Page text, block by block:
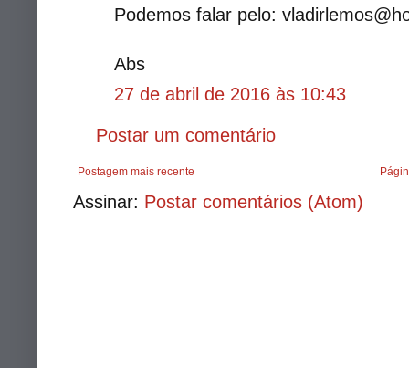
Podemos falar pelo:
Abs
27 de abril de 2016 às 10:43
Postar um comentário
Postagem mais recente
Assinar: Postar comentários (Atom)